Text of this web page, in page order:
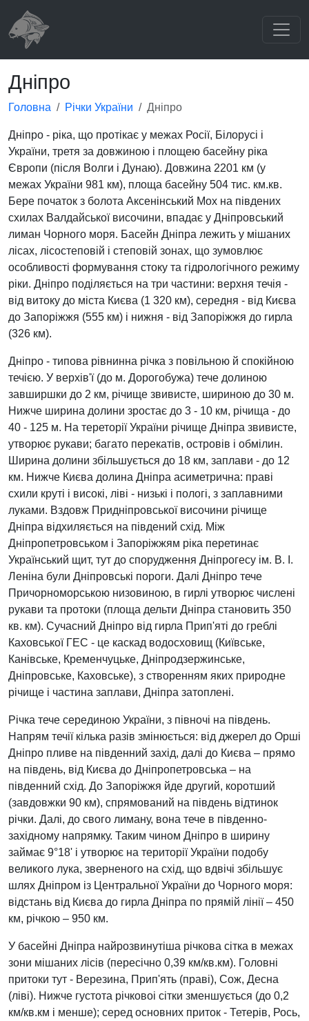
Дніпро
Головна Річки України Дніпро
Дніпро - ріка, що протікає у межах Росії, Білорусі i
України, третя за довжиною і площею басейну ріка
Європи (після Волги i Дунаю). Довжина 2201 км (у
межах України 981 км), площа басейну 504 тис. км.кв.
Бере початок з болота Аксенінський Мох на південих
схилах Валдайської височини, впадає у Дніпровський
лиман Чорного моря. Басейн Дніпра лежить у мішаних
лісах, лісостеповій i степовій зонах, що зумовлює
особливості формування стоку та гідрологічного режиму
ріки. Дніпро поділяється на три частини: верхня течія -
від витоку до міста Києва (1 320 км), середня - від Києва
до Запоріжжя (555 км) і нижня - від Запоріжжя до гирла
(326 км).
Дніпро - типова рівнинна річка з повільною й спокійною
течією. У вepxiв'ї (до м. Дорогобужа) тече долиною
завширшки до 2 км, річище звивисте, шириною до 30 м.
Нижче ширина долини зростає до 3 - 10 км, річища - до
40 - 125 м. На тереторії України річище Дніпра звивисте,
утворює рукави; багато перекатів, островiв i обмілин.
Ширина долини збільшується до 18 км, заплави - до 12
км. Нижче Києва долина Дніпра асиметрична: праві
схили круті i високі, ліві - низькі i пологі, з заплавними
луками. Вздовж Придніпровської височини річище
Дніпра відхиляється на південий схід. Між
Дніпропетровськом і Запоріжжям ріка перетинає
Український щит, тут до спорудження Дніпрогесу iм. В. І.
Леніна були Дніпровські пороги. Далі Дніпро тече
Причорноморською низовиною, в гирлі утворює числені
рукави та протоки (площа дельти Дніпра становить 350
кв. км). Сучасний Дніпро від гирла Прип'яті до греблі
Каховської ГЕС - це каскад водосховищ (Київське,
Канівське, Кременчуцьке, Дніпродзержинське,
Дніпровське, Каховське), з створенням яких природне
річище і частина заплави, Дніпра затоплені.
Річка тече серединою України, з півночі на південь.
Напрям течії кілька разів змінюється: від джерел до Орші
Дніпро пливе на південний захід, далі до Києва – прямо
на південь, від Києва до Дніпропетровська – на
південний схід. До Запоріжжя йде другий, коротший
(завдовжки 90 км), спрямований на південь відтинок
річки. Далі, до свого лиману, вона тече в південно-
західному напрямку. Таким чином Дніпро в ширину
займає 9°18' і утворює на території України подобу
великого лука, зверненого на схід, що вдвічі збільшує
шлях Дніпром із Центральної України до Чорного моря:
відстань від Києва до гирла Дніпра по прямій лінії – 450
км, річкою – 950 км.
У басейні Дніпра найрозвинутіша річкова сітка в межах
зони мішаних лiciв (пересічно 0,39 км/кв.км). Головні
притоки тут - Верезина, Прип'ять (праві), Сож, Десна
(ліві). Нижче густота річковоі сітки зменшується (до 0,2
км/кв.км і менше); серед основних приток - Тетерів, Рось,